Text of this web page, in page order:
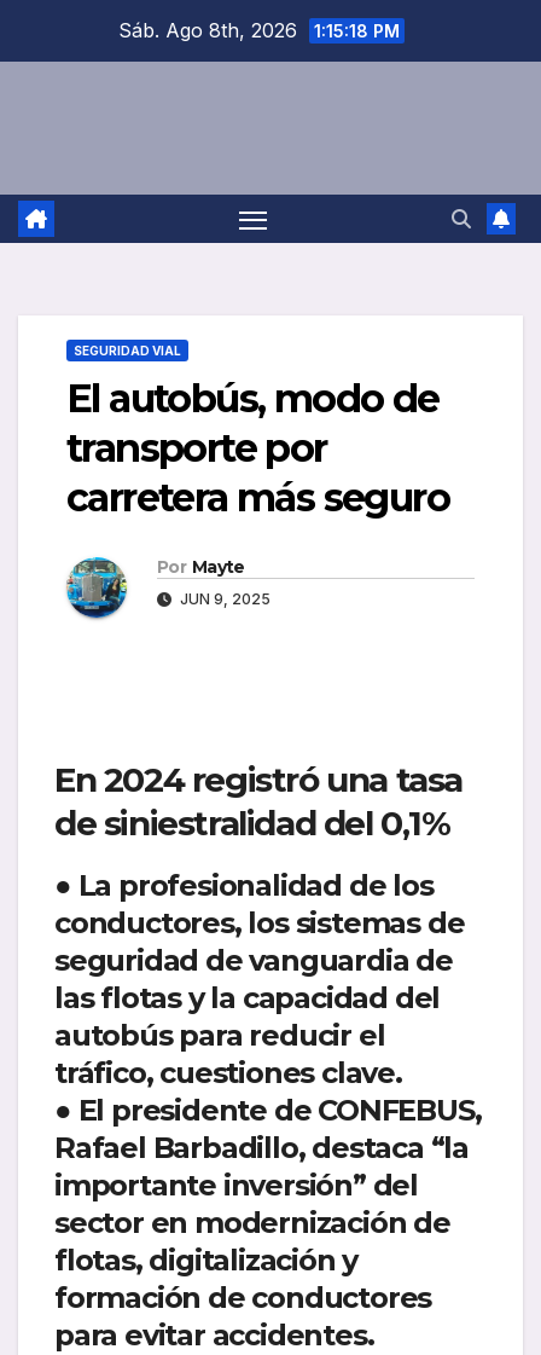
Sáb. Ago 8th, 2026 1:15:19 PM
SEGURIDAD VIAL
El autobús, modo de
transporte por
carretera más seguro
Por Mayte
JUN 9, 2025
En 2024 registró una tasa
de siniestralidad del 0,1%
● La profesionalidad de los
conductores, los sistemas de
seguridad de vanguardia de
las flotas y la capacidad del
autobús para reducir el
tráfico, cuestiones clave.
● El presidente de CONFEBUS,
Rafael Barbadillo, destaca “la
importante inversión” del
sector en modernización de
flotas, digitalización y
formación de conductores
para evitar accidentes.